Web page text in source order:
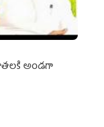
అండగా